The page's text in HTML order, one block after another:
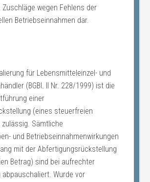
wegen Fehlens der
Betriebseinnahmen dar.
für Lebensmitteleinzel- und
(BGBl. II Nr. 228/1999) ist die
einer
(eines steuerfreien
Sämtliche
und Betriebseinnahmenwirkungen
mit der Abfertigungsrückstellung
Betrag) sind bei aufrechter
abpauschaliert. Wurde vor